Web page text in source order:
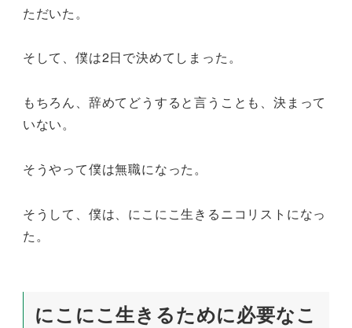
ただいた。
そして、僕は2日で決めてしまった。
もちろん、辞めてどうすると言うことも、決まって
いない。
そうやって僕は無職になった。
そうして、僕は、にこにこ生きるニコリストになっ
た。
にこにこ生きるために必要なこ